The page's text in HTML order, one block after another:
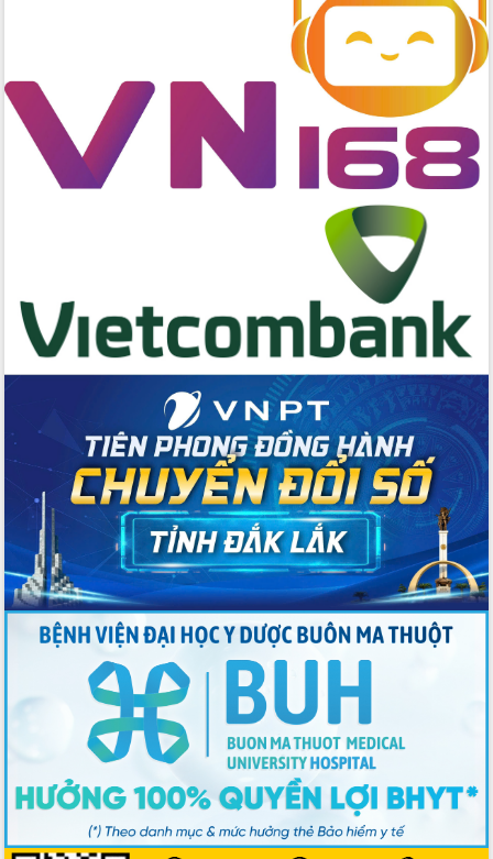
đúng tiến độ, quy trình theo luật định
Ban Tuyên giáo và Dân vận Trung ương
tập huấn công tác khoa giáo năm 2025
Đắk Lắk hưởng ứng Ngày Pháp luật
Việt Nam 2025 và biểu dương 25 tập
10 năm 2025
Kỳ họp chuyên đề lần thứ Ba, HĐND
tỉnh khóa X
Bí thư Tỉnh ủy Lương Nguyễn Minh
Triết kiểm tra việc thực hiện chống
Hội thảo chuyên đề “Hành trình xuất
khẩu nông sản Việt Nam qua thương
mại điện tử cùng Amazon”
Đại hội Thi đua yêu nước tỉnh Đắk Lắk
lần thứ I (2025-2030)
Đồng chí Lương Nguyễn Minh Triết
được chỉ định làm Bí thư Tỉnh ủy Đắk
Lắk nhiệm kỳ 2025 – 2030
Tập trung triển khai các giải pháp sản
xuất nông nghiệp bền vững, phát thải
Tọa đàm kỷ niệm 95 năm Ngày thành
lập Hội Liên hiệp Phụ nữ Việt Nam
Đắk Lắk tổ chức Ngày hội Chuyển đổi
số với chủ đề: “Công nghệ số - kiến
tạo tương lai”
Tập trung phát triển khoa học công